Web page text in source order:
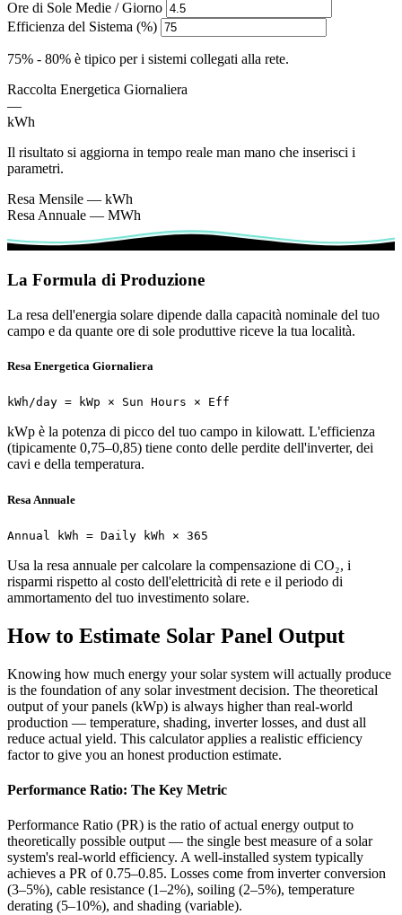
Ore di Sole Medie / Giorno
Efficienza del Sistema (%)
75% - 80% è tipico per i sistemi collegati alla rete.
Raccolta Energetica Giornaliera
—
kWh
Il risultato si aggiorna in tempo reale man mano che inserisci i
parametri.
Resa Mensile — kWh
Resa Annuale — MWh
La Formula di Produzione
La resa dell'energia solare dipende dalla capacità nominale del tuo
campo e da quante ore di sole produttive riceve la tua località.
Resa Energetica Giornaliera
kWh/day = kWp × Sun Hours × Eff
kWp è la potenza di picco del tuo campo in kilowatt. L'efficienza
(tipicamente 0,75–0,85) tiene conto delle perdite dell'inverter, dei
cavi e della temperatura.
Resa Annuale
Annual kWh = Daily kWh × 365
Usa la resa annuale per calcolare la compensazione di CO₂, i
risparmi rispetto al costo dell'elettricità di rete e il periodo di
ammortamento del tuo investimento solare.
How to Estimate Solar Panel Output
Knowing how much energy your solar system will actually produce
is the foundation of any solar investment decision. The theoretical
output of your panels (kWp) is always higher than real-world
production — temperature, shading, inverter losses, and dust all
reduce actual yield. This calculator applies a realistic efficiency
factor to give you an honest production estimate.
Performance Ratio: The Key Metric
Performance Ratio (PR) is the ratio of actual energy output to
theoretically possible output — the single best measure of a solar
system's real-world efficiency. A well-installed system typically
achieves a PR of 0.75–0.85. Losses come from inverter conversion
(3–5%), cable resistance (1–2%), soiling (2–5%), temperature
derating (5–10%), and shading (variable).